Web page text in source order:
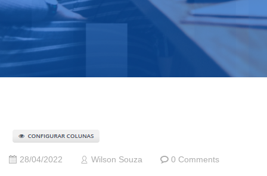
28/04/2022 Wilson Souza 0 Comments